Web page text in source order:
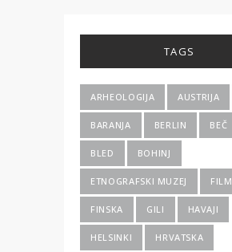
TAGS
ARHEOLOGIJA AUSTRIJA
BARANJA BERLIN BEČ
BLED BOHINJ
ETNOGRAFSKI MUZEJ FILM
FINSKA GILI HAVAJI
HELSINKI HRVATSKA